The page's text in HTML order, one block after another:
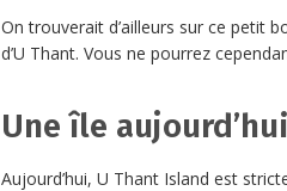
On trouverait d’ailleurs sur ce petit
d’U Thant. Vous ne pourrez
Une île
Aujourd’hui, U Thant Island est